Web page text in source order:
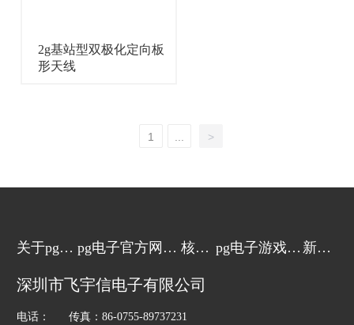
2g基站型双极化定向板
形天线
1 >
关于pg电
子游戏
pg电子官方网站
的产品中心
核心 pg电子游戏的 新闻
深圳市飞宇信电子有限公司
电话： 传真：86-0755-89737231